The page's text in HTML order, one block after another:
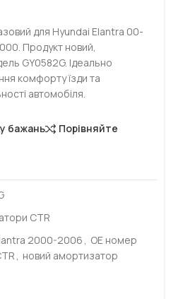
для Hyundai Elantra 00-
Продукт новий,
GY0582G. Ідеально
комфорту їзди та
автомобіля.
бажань
Порівняйте
CTR
2000-2006 , OE номер
, новий амортизатор